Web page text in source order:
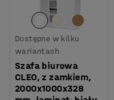
Dostępne w kilku
wariantach
Szafa biurowa
CLEO, z zamkiem,
2000x1000x328